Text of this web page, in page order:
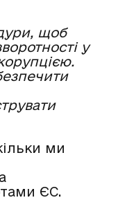
щоб
у
ми
ЄС.